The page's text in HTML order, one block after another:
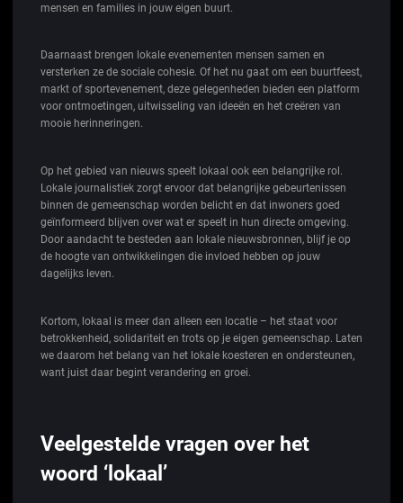
mensen en families in jouw eigen buurt.
Daarnaast brengen lokale evenementen mensen samen en
versterken ze de sociale cohesie. Of het nu gaat om een buurtfeest,
markt of sportevenement, deze gelegenheden bieden een platform
voor ontmoetingen, uitwisseling van ideeën en het creëren van
mooie herinneringen.
Op het gebied van nieuws speelt lokaal ook een belangrijke rol.
Lokale journalistiek zorgt ervoor dat belangrijke gebeurtenissen
binnen de gemeenschap worden belicht en dat inwoners goed
geïnformeerd blijven over wat er speelt in hun directe omgeving.
Door aandacht te besteden aan lokale nieuwsbronnen, blijf je op
de hoogte van ontwikkelingen die invloed hebben op jouw
dagelijks leven.
Kortom, lokaal is meer dan alleen een locatie – het staat voor
betrokkenheid, solidariteit en trots op je eigen gemeenschap. Laten
we daarom het belang van het lokale koesteren en ondersteunen,
want juist daar begint verandering en groei.
Veelgestelde vragen over het
woord ‘lokaal’